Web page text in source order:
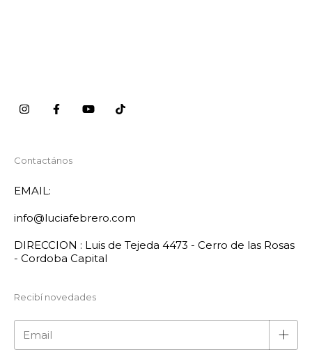
Contactános
EMAIL:
info@luciafebrero.com
DIRECCION : Luis de Tejeda 4473 - Cerro de las Rosas
- Cordoba Capital
Recibí novedades